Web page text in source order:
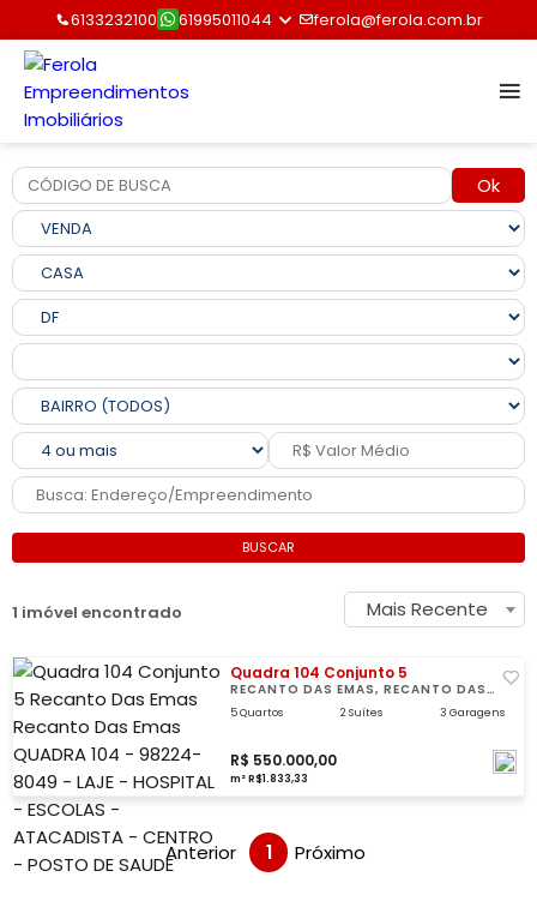
6133232100 61995011044 ferola@ferola.com.br
Ok
BUSCAR
1 imóvel encontrado Mais Recente
Quadra 104 Conjunto 5
RECANTO DAS EMAS, RECANTO DAS
5 Quartos 2 Suítes 3 Garagens
R$ 550.000,00
m² R$1.833,33
Anterior 1 Próximo